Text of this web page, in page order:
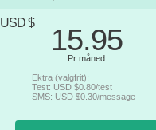
USD $
15.95
Pr måned
Ektra (valgfrit):
Test: USD $0.80/test
SMS: USD $0.30/message